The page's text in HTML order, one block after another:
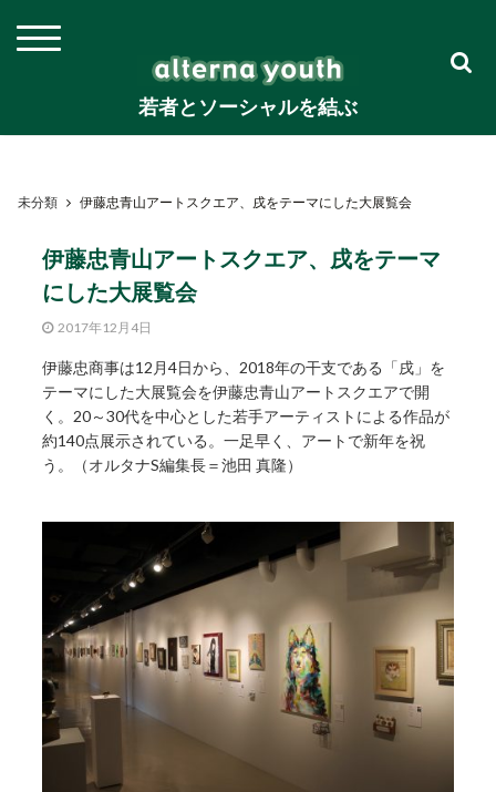
若者とソーシャルを結ぶ
未分類 伊藤忠青山アートスクエア、戌をテーマにした大展覧会
伊藤忠青山アートスクエア、戌をテーマ
にした大展覧会
2017年12月4日
伊藤忠商事は12月4日から、2018年の干支である「戌」を
テーマにした大展覧会を伊藤忠青山アートスクエアで開
く。20～30代を中心とした若手アーティストによる作品が
約140点展示されている。一足早く、アートで新年を祝
う。（オルタナS編集長＝池田 真隆）